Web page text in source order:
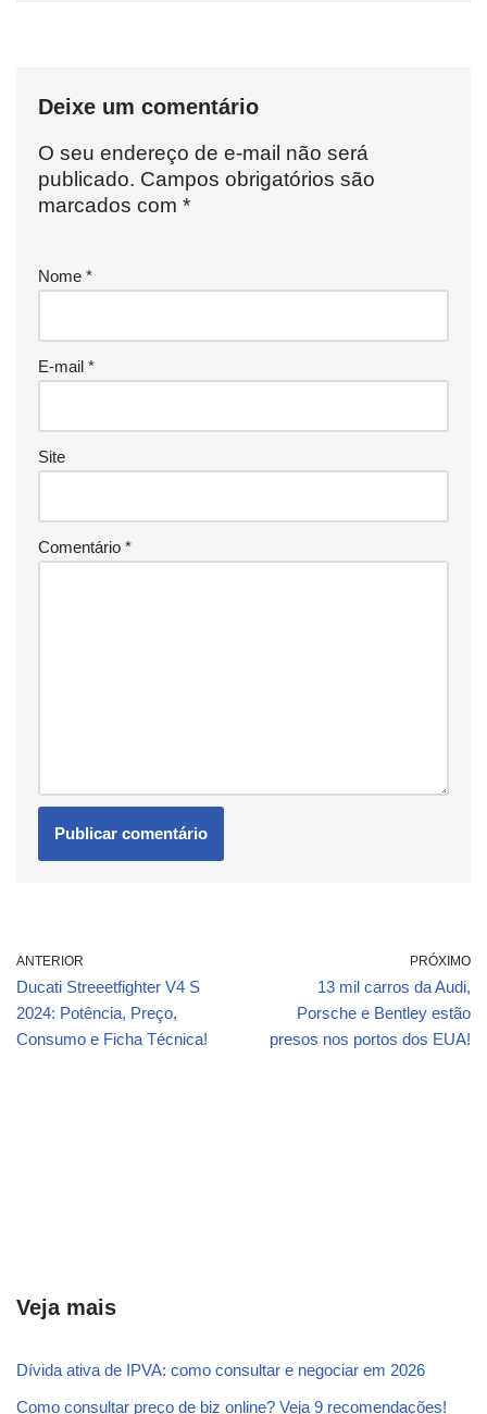
Deixe um comentário
O seu endereço de e-mail não será
publicado. Campos obrigatórios são
marcados com *
Nome *
E-mail *
Site
Comentário *
ANTERIOR
Ducati Streeetfighter V4 S
2024: Potência, Preço,
Consumo e Ficha Técnica!
PRÓXIMO
13 mil carros da Audi,
Porsche e Bentley estão
presos nos portos dos EUA!
Veja mais
Dívida ativa de IPVA: como consultar e negociar em 2026
Como consultar preço de biz online? Veja 9 recomendações!